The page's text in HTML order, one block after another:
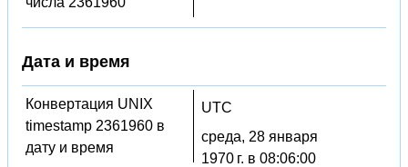
Дата и время
Конвертация UNIX
timestamp 2361960 в
дату и время
UTC
среда, 28 января
1970 г. в 08:06:00